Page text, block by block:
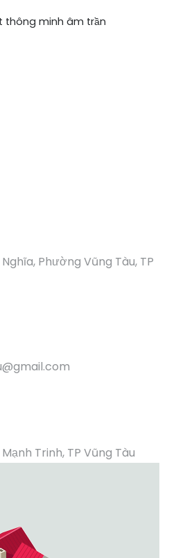
thông minh âm trần
Phường Vũng Tàu, TP
Trinh, TP Vũng Tàu